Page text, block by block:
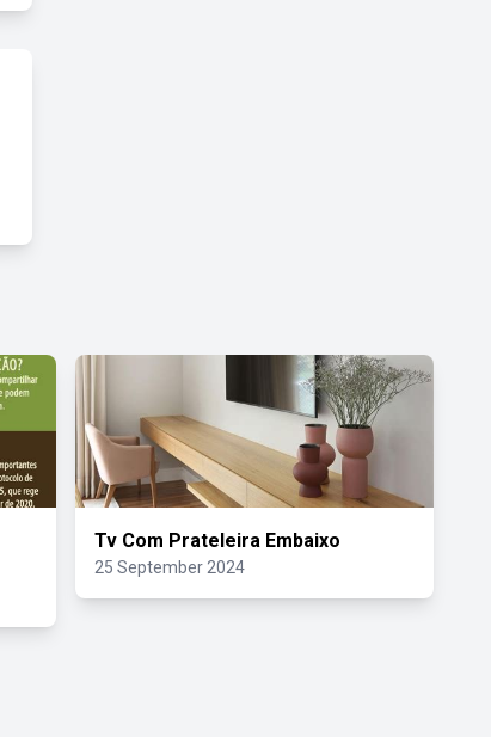
Tv Com Prateleira Embaixo
25 September 2024